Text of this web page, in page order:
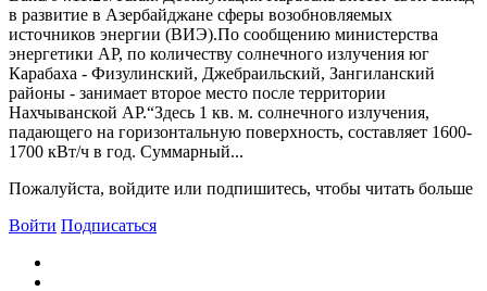
в развитие в Азербайджане сферы возобновляемых
источников энергии (ВИЭ).По сообщению министерства
энергетики АР, по количеству солнечного излучения юг
Карабаха - Физулинский, Джебраильский, Зангиланский
районы - занимает второе место после территории
Нахчыванской АР.“Здесь 1 кв. м. солнечного излучения,
падающего на горизонтальную поверхность, составляет 1600-
1700 кВт/ч в год. Суммарный...
Пожалуйста, войдите или подпишитесь, чтобы читать больше
Войти Подписаться